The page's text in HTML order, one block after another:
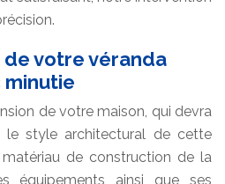
votre véranda
de votre maison, qui devra
le style architectural de cette
matériau de construction de la
équipements ainsi que ses